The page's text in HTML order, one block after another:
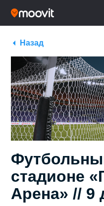
Назад
стадионе
Арена» // 9